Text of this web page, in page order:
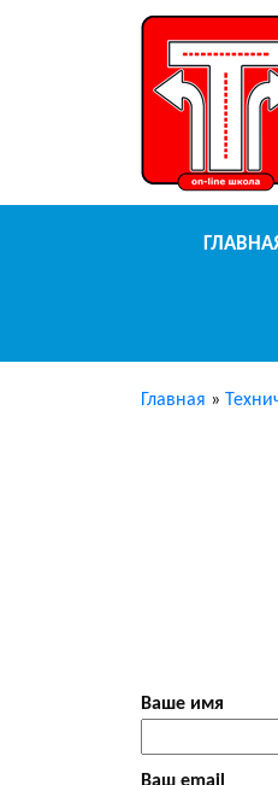
Главная »
Ваше имя